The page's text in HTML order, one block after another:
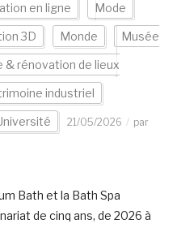
en ligne Mode
3D Monde Musée
& rénovation de lieux
industriel
21/05/2026
par
Bath et la Bath Spa
de cinq ans, de 2026 à